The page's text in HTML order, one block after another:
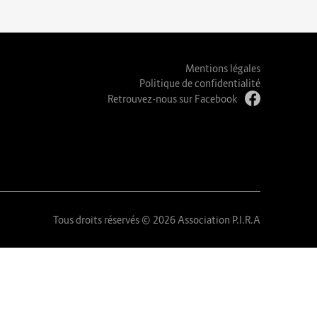
Mentions légales
Politique de confidentialité
Retrouvez-nous sur Facebook
Tous droits réservés © 2026 Association P.I.R.A